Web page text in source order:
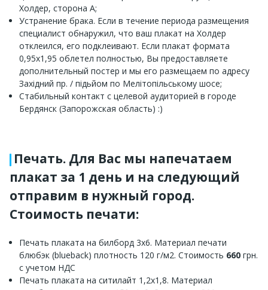
Холдер, сторона A;
Устранение брака. Если в течение периода размещения
специалист обнаружил, что ваш плакат на Холдер
отклеился, его подклеивают. Если плакат формата
0,95х1,95 облетел полностью, Вы предоставляете
дополнительный постер и мы его размещаем по адресу
Західний пр. / підьйом по Мелітопільському шосе;
Стабильный контакт с целевой аудиторией в городе
Бердянск (Запорожская область) :)
Печать. Для Вас мы напечатаем
плакат за 1 день и на следующий
отправим в нужный город.
Стоимость печати:
Печать плаката на билборд 3х6. Материал печати
блюбэк (blueback) плотность 120 г/м2. Стоимость 660 грн.
с учетом НДС
Печать плаката на ситилайт 1,2х1,8. Материал